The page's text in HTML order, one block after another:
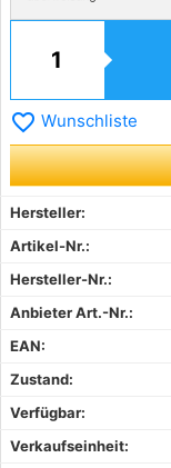
favorite_border Wunschliste
Hersteller:
Artikel-Nr.:
Hersteller-Nr.:
Anbieter Art.-Nr.:
EAN:
Zustand:
Verfügbar:
Verkaufseinheit: